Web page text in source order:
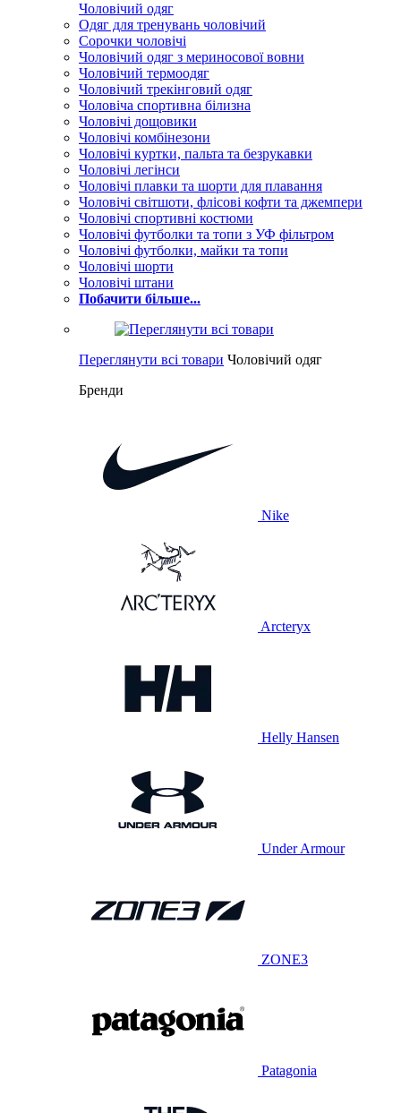
Чоловічий одяг
Одяг для тренувань чоловічий
Сорочки чоловічі
Чоловічий одяг з мериносової вовни
Чоловічий термоодяг
Чоловічий трекінговий одяг
Чоловіча спортивна білизна
Чоловічі дощовики
Чоловічі комбінезони
Чоловічі куртки, пальта та безрукавки
Чоловічі легінси
Чоловічі плавки та шорти для плавання
Чоловічі світшоти, флісові кофти та джемпери
Чоловічі спортивні костюми
Чоловічі футболки та топи з УФ фільтром
Чоловічі футболки, майки та топи
Чоловічі шорти
Чоловічі штани
Побачити більше...
Переглянути всі товари Чоловічий одяг
Бренди
Nike
Arcteryx
Helly Hansen
Under Armour
ZONE3
Patagonia